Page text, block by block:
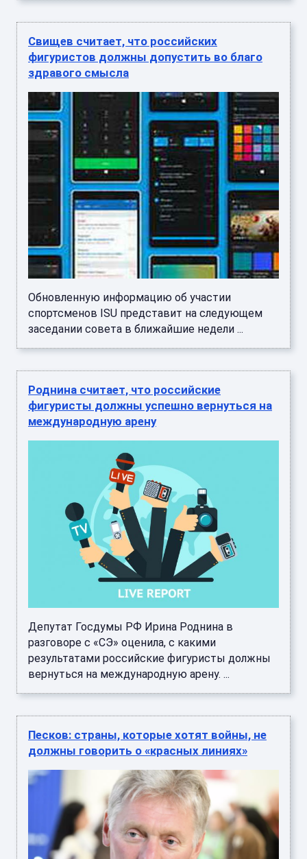
Свищев считает, что российских
фигуристов должны допустить во благо
здравого смысла
Обновленную информацию об участии
спортсменов ISU представит на следующем
заседании совета в ближайшие недели ...
Роднина считает, что российские
фигуристы должны успешно вернуться на
международную арену
Депутат Госдумы РФ Ирина Роднина в
разговоре с «СЭ» оценила, с какими
результатами российские фигуристы должны
вернуться на международную арену. ...
Песков: страны, которые хотят войны, не
должны говорить о «красных линиях»